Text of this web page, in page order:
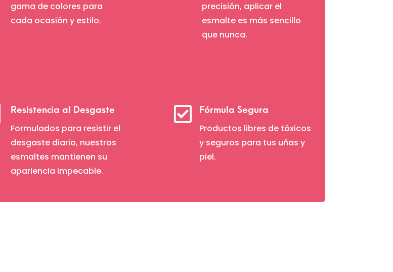
gama de colores para
cada ocasión y estilo.
precisión, aplicar el
esmalte es más sencillo
que nunca.
Resistencia al Desgaste
Formulados para resistir el
desgaste diario, nuestros
esmaltes mantienen su
apariencia impecable.
 Fórmula Segura
Productos libres de tóxicos
y seguros para tus uñas y
piel.